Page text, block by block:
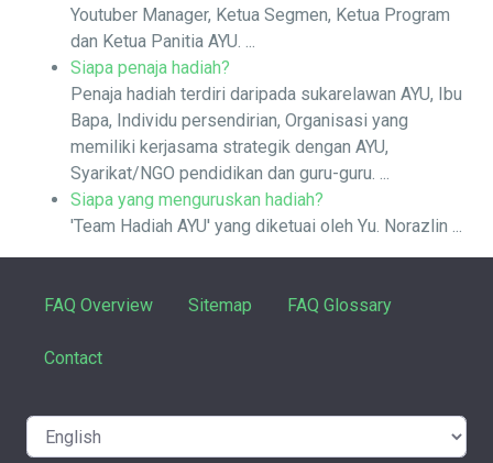
Youtuber Manager, Ketua Segmen, Ketua Program
dan Ketua Panitia AYU. ...
Siapa penaja hadiah?
Penaja hadiah terdiri daripada sukarelawan AYU, Ibu
Bapa, Individu persendirian, Organisasi yang
memiliki kerjasama strategik dengan AYU,
Syarikat/NGO pendidikan dan guru-guru. ...
Siapa yang menguruskan hadiah?
'Team Hadiah AYU' yang diketuai oleh Yu. Norazlin ...
FAQ Overview Sitemap FAQ Glossary
Contact